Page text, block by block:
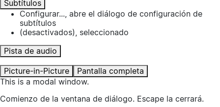
Subtítulos
Configurar..., abre el diálogo de configuración de
subtítulos
(desactivados), seleccionado
Pista de audio
Picture-in-Picture
Pantalla completa
This is a modal window.
Comienzo de la ventana de diálogo. Escape la cerrará.